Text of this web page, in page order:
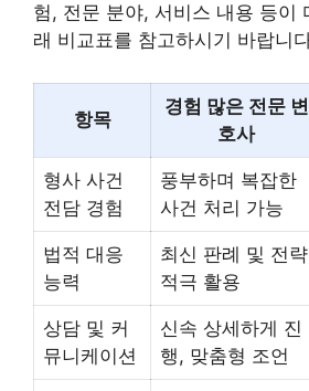
험, 전문 분야, 서비스 내용 등이
래 비교표를 참고하시기 바랍니
항목
경험 많은 전문 변
호사
형사 사건
전담 경험
풍부하며 복잡한
사건 처리 가능
법적 대응
능력
최신 판례 및 전략
적극 활용
상담 및 커
뮤니케이션
신속 상세하게 진
행, 맞춤형 조언